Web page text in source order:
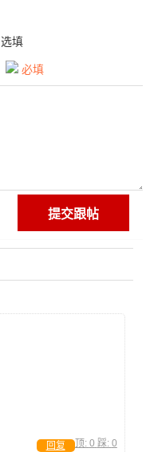
选填
必填
顶: 0 踩: 0
回复